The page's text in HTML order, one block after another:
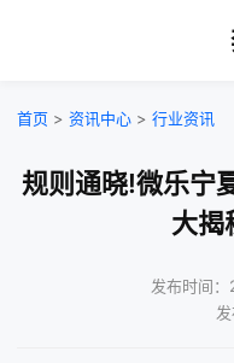
首页 > 资讯中心 > 行业资讯
规则通晓!微乐宁
大揭
发布时间